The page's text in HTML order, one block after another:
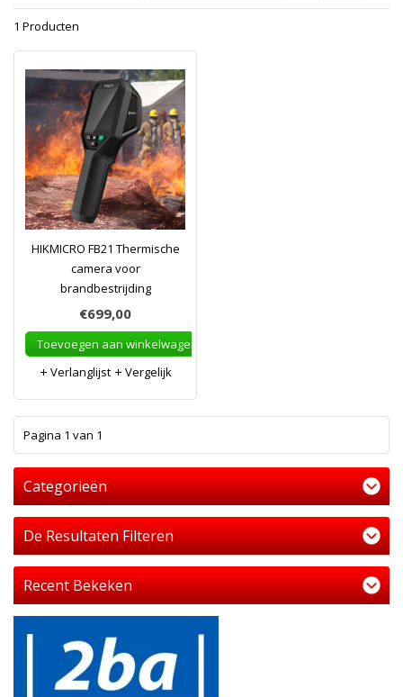
1 Producten
HIKMICRO FB21 Thermische
camera voor
brandbestrijding
€699,00
Toevoegen aan winkelwagen
Verlanglijst
Vergelijk
Pagina 1 van 1
Categorieën
De Resultaten Filteren
Recent Bekeken